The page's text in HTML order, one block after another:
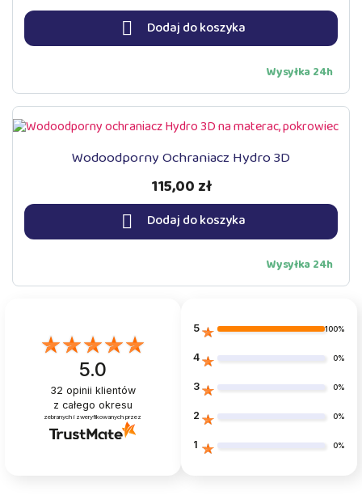
 Dodaj do koszyka
Wysyłka 24h
Wodoodporny Ochraniacz Hydro 3D
115,00 zł
 Dodaj do koszyka
Wysyłka 24h
5.0
32 opinii klientów
z całego okresu
zebranych i zweryfikowanych przez
5 100%
4 0%
3 0%
2 0%
1 0%